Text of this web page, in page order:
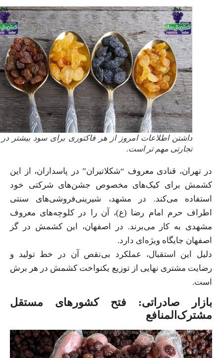
داشتن اطلاعات امروز از هر فاکتوری برای سود بیشتر در هر
تجارتی مهم تر است.
در تهران، قنادی معروف “شکلاتیران” در پاسداران، از این
کشمش برای کیک‌های مخصوص جشن‌های شرکتی خود
استفاده می‌کند. در مشهد، شیرینی‌فروشی‌های سنتی
اطراف حرم امام رضا (ع)، آن را در کلوچه‌های معروف
مشهدی به کار می‌برند. در اصفهان، این کشمش در گز
اصفهان جایگاه ویژه‌ای دارد.
دلیل این استقبال، عملکرد بی‌نقص آن در خط تولید و
رضایت مشتری نهایی از توزیع یکنواخت کشمش در هر برش
است.
بازار صادراتی: فتح کشورهای مستقل
مشترک‌المنافع